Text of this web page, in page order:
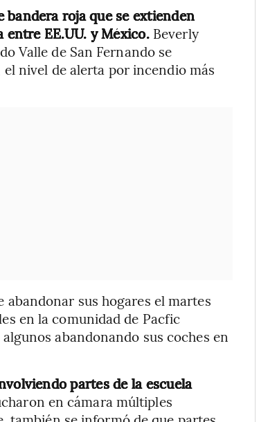
roja que se extienden
EE.UU. y México. Beverly
Valle de San Fernando se
nivel de alerta por incendio más
sus hogares el martes
en la comunidad de Pacfic
abandonando sus coches en
partes de la escuela
en cámara múltiples